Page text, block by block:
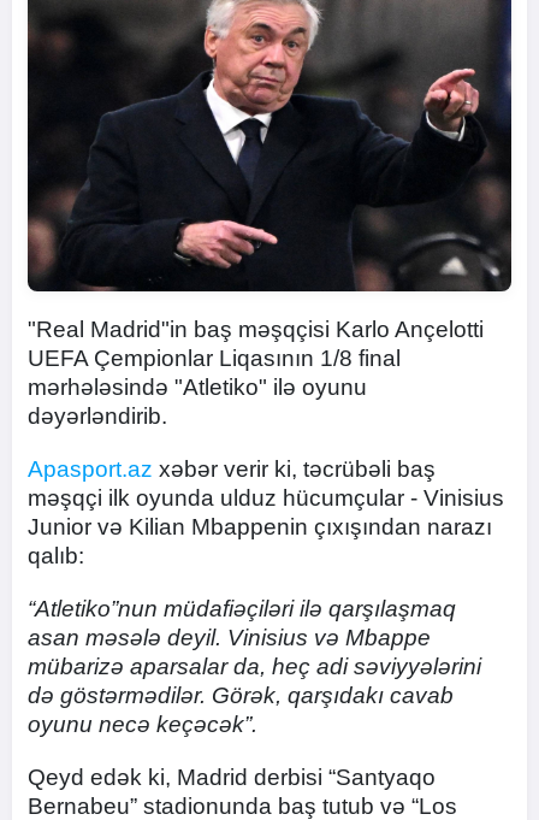
"Real Madrid"in baş məşqçisi Karlo Ançelotti
UEFA Çempionlar Liqasının 1/8 final
mərhələsində "Atletiko" ilə oyunu
dəyərləndirib.
Apasport.az xəbər verir ki, təcrübəli baş
məşqçi ilk oyunda ulduz hücumçular - Vinisius
Junior və Kilian Mbappenin çıxışından narazı
qalıb:
“Atletiko”nun müdafiəçiləri ilə qarşılaşmaq
asan məsələ deyil. Vinisius və Mbappe
mübarizə aparsalar da, heç adi səviyyələrini
də göstərmədilər. Görək, qarşıdakı cavab
oyunu necə keçəcək”.
Qeyd edək ki, Madrid derbisi “Santyaqo
Bernabeu” stadionunda baş tutub və “Los